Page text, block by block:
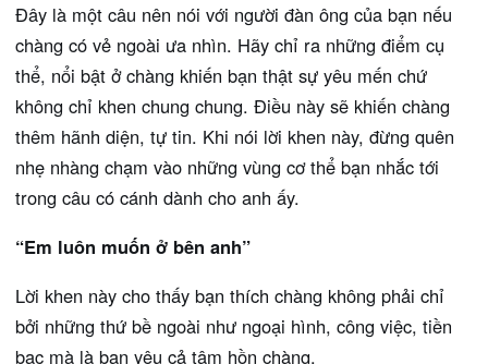
Đây là một câu nên nói với người đàn ông của bạn nếu
chàng có vẻ ngoài ưa nhìn. Hãy chỉ ra những điểm cụ
thể, nổi bật ở chàng khiến bạn thật sự yêu mến chứ
không chỉ khen chung chung. Điều này sẽ khiến chàng
thêm hãnh diện, tự tin. Khi nói lời khen này, đừng quên
nhẹ nhàng chạm vào những vùng cơ thể bạn nhắc tới
trong câu có cánh dành cho anh ấy.
“Em luôn muốn ở bên anh”
Lời khen này cho thấy bạn thích chàng không phải chỉ
bởi những thứ bề ngoài như ngoại hình, công việc, tiền
bạc mà là bạn yêu cả tâm hồn chàng.